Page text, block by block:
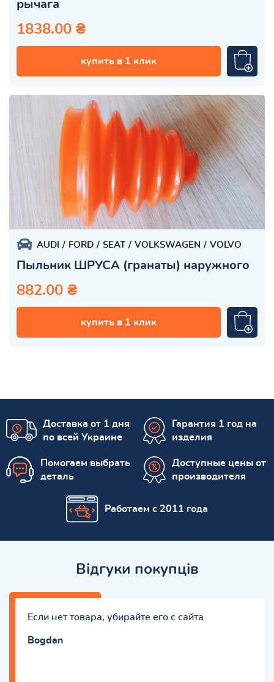
рычага
1838.00 ₴
купить в 1 клик
AUDI FORD SEAT VOLKSWAGEN VOLVO
Пыльник ШРУСА (гранаты) наружного
882.00 ₴
купить в 1 клик
Доставка от 1 дня
по всей Украине
Гарантия 1 год на
изделия
Помогаем выбрать
деталь
Доступные цены от
производителя
Работаем с 2011 года
Відгуки покупців
Если нет товара, убирайте его с сайта
Bogdan